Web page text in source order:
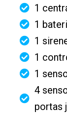
1
1
1
1
1
4
portas